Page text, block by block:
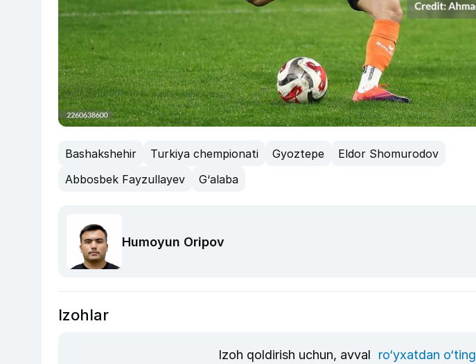
Bashakshehir Turkiya chempionati Gyoztepe
Eldor Shomurodov
Abbosbek Fayzullayev
G‘alaba
Humoyun Oripov
Izohlar
Izoh qoldirish uchun, avval ro‘yxatdan o‘ting